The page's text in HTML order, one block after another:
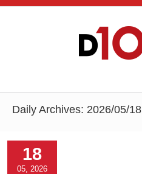
Daily Archives: 2026/05/18
18
05, 2026